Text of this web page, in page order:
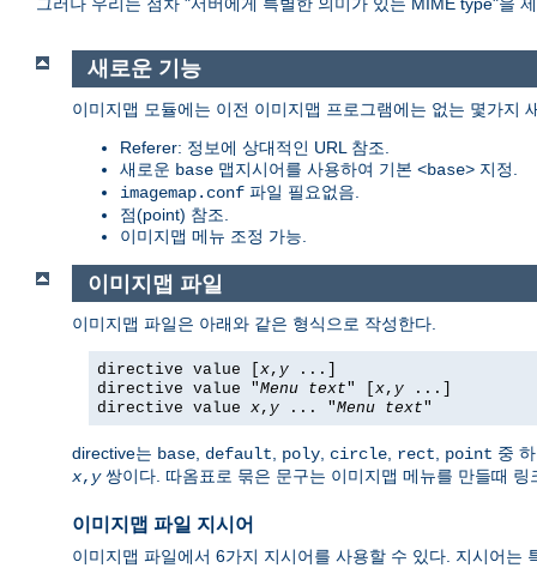
그러나 우리는 점차 "서버에게 특별한 의미가 있는 MIME type"을
새로운 기능
이미지맵 모듈에는 이전 이미지맵 프로그램에는 없는 몇가지
Referer: 정보에 상대적인 URL 참조.
새로운 base 맵지시어를 사용하여 기본 <base> 지정.
imagemap.conf 파일 필요없음.
점(point) 참조.
이미지맵 메뉴 조정 가능.
이미지맵 파일
이미지맵 파일은 아래와 같은 형식으로 작성한다.
directive value [ x, y ...]
directive value "Menu text" [ x, y ...]
directive value x, y ... "Menu text"
directive는 base, default, poly, circle, rect, point 중
x, y쌍이다. 따옴표로 묶은 문구는 이미지맵 메뉴를 만들때
이미지맵 파일 지시어
이미지맵 파일에서 6가지 지시어를 사용할 수 있다. 지시어